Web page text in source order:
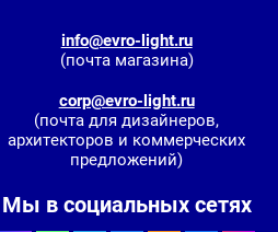
info@evro-light.ru
(почта магазина)
corp@evro-light.ru
(почта для дизайнеров,
архитекторов и коммерческих
предложений)
Мы в социальных сетях